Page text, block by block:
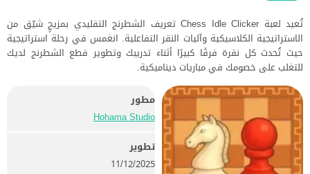
تُعيد لعبة Chess Idle Clicker تعريف الشطرنج التقليدي بمزيجٍ شيّق من
الاستراتيجية الكلاسيكية وآليات النقر التفاعلية. انغمس في رحلة استراتيجية
حيث تُحدث كل نقرة فرقًا كبيرًا أثناء تدريبك وتطوير قطع الشطرنج لديك
للتغلب على خصومك في مباريات ديناميكية.
مطور
Hohama Studio
تطوير
11/12/2025